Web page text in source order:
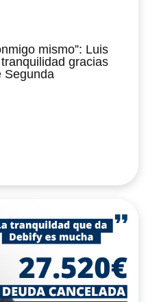
mismo”: Luis
gracias
Segunda